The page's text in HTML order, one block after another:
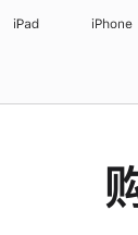
iPad iPhone